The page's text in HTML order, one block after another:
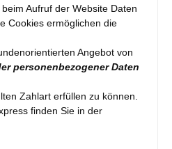
Aufruf der Website Daten
Cookies ermöglichen die
Angebot von
personenbezogener Daten
Zahlart erfüllen zu können.
finden Sie in der